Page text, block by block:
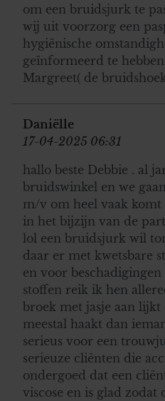
om een bruidsjurk te
wij uit voorzorg een
hygiënische
geïnformeerd te
Margreet( de
Daniëlle
17-04-2025 06:31
hallo beste Debbie . al
bruidswinkel en we
m/v om heel vaak
in het bijzijn van de
lol een bruidsjurk wil
daar er met kwetsbare
en voor
stoffen reik ik hen
broek met jasje aan lijkt
meestal haakt dan
serieus voor een
serieuze cliënten die
ondergoed dat een
viscose en is glad